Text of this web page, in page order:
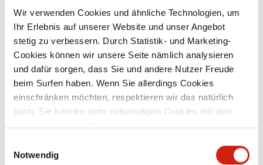
Wir verwenden Cookies und ähnliche Technologien, um
Ihr Erlebnis auf unserer Website und unser Angebot
stetig zu verbessern. Durch Statistik- und Marketing-
Cookies können wir unsere Seite nämlich analysieren
und dafür sorgen, dass Sie und andere Nutzer Freude
beim Surfen haben. Wenn Sie allerdings Cookies
einschränken möchten, respektieren wir das natürlich
auch. Sie können nicht notwendigen Cookies mit dem
Klick auf die Schaltfläche „Alle akzeptieren“ zustimmen
alle Cookies auswählen.
Notwendig
Zubehör